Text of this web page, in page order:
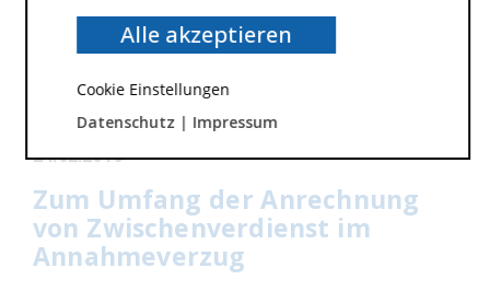
Im Annahmeverzug lohnt es
sich, genau hinzuschauen
Urteil des Bundesarbeitsgerichts vom
24.02.2016
Zum Umfang der Anrechnung
von Zwischenverdienst im
Annahmeverzug
Alle akzeptieren
Cookie Einstellungen
Datenschutz| Impressum